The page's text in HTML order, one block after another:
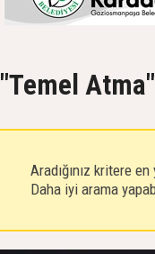
"Temel
Aradığınız kritere
Daha iyi arama